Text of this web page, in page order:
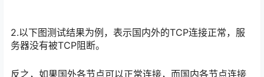
2.以下图测试结果为例，表示国内外的TCP连接正常，服
务器没有被TCP阻断。
反之，如果国外各节点可以正常连接，而国内各节点连接